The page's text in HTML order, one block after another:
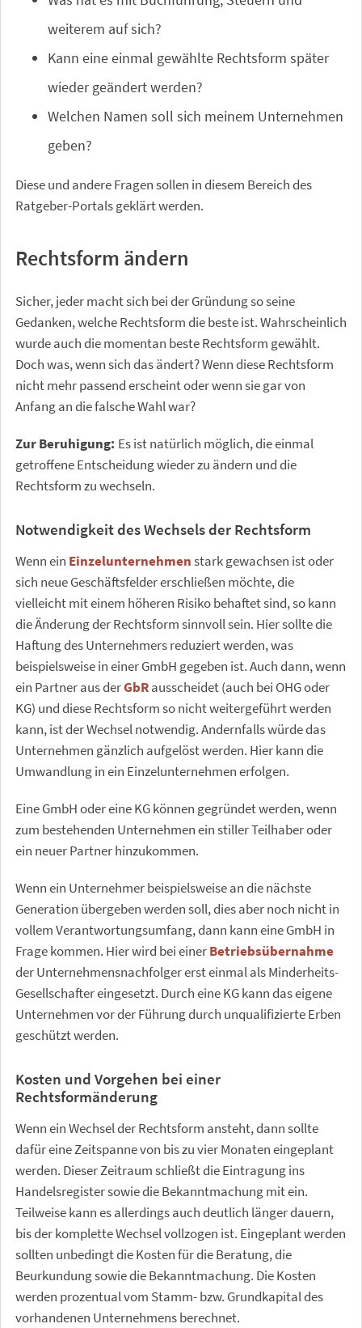
weiterem auf sich?
Kann eine einmal gewählte Rechtsform später
wieder geändert werden?
Welchen Namen soll sich meinem Unternehmen
geben?
Diese und andere Fragen sollen in diesem Bereich des
Ratgeber-Portals geklärt werden.
Rechtsform ändern
Sicher, jeder macht sich bei der Gründung so seine
Gedanken, welche Rechtsform die beste ist. Wahrscheinlich
wurde auch die momentan beste Rechtsform gewählt.
Doch was, wenn sich das ändert? Wenn diese Rechtsform
nicht mehr passend erscheint oder wenn sie gar von
Anfang an die falsche Wahl war?
Zur Beruhigung: Es ist natürlich möglich, die einmal
getroffene Entscheidung wieder zu ändern und die
Rechtsform zu wechseln.
Notwendigkeit des Wechsels der Rechtsform
Wenn ein Einzelunternehmenstark gewachsen ist oder
sich neue Geschäftsfelder erschließen möchte, die
vielleicht mit einem höheren Risiko behaftet sind, so kann
die Änderung der Rechtsform sinnvoll sein. Hier sollte die
Haftung des Unternehmers reduziert werden, was
beispielsweise in einer GmbH gegeben ist. Auch dann, wenn
ein Partner aus derGbRausscheidet (auch bei OHG oder
KG) und diese Rechtsform so nicht weitergeführt werden
kann, ist der Wechsel notwendig. Andernfalls würde das
Unternehmen gänzlich aufgelöst werden. Hier kann die
Umwandlung in ein Einzelunternehmen erfolgen.
Eine GmbH oder eine KG können gegründet werden, wenn
zum bestehenden Unternehmen ein stiller Teilhaber oder
ein neuer Partner hinzukommen.
Wenn ein Unternehmer beispielsweise an die nächste
Generation übergeben werden soll, dies aber noch nicht in
vollem Verantwortungsumfang, dann kann eine GmbH in
Frage kommen. Hier wird bei einerBetriebsübernahme
der Unternehmensnachfolger erst einmal als Minderheits-
Gesellschafter eingesetzt. Durch eine KG kann das eigene
Unternehmen vor der Führung durch unqualifizierte Erben
geschützt werden.
Kosten und Vorgehen bei einer
Rechtsformänderung
Wenn ein Wechsel der Rechtsform ansteht, dann sollte
dafür eine Zeitspanne von bis zu vier Monaten eingeplant
werden. Dieser Zeitraum schließt die Eintragung ins
Handelsregister sowie die Bekanntmachung mit ein.
Teilweise kann es allerdings auch deutlich länger dauern,
bis der komplette Wechsel vollzogen ist. Eingeplant werden
sollten unbedingt die Kosten für die Beratung, die
Beurkundung sowie die Bekanntmachung. Die Kosten
werden prozentual vom Stamm- bzw. Grundkapital des
vorhandenen Unternehmens berechnet.